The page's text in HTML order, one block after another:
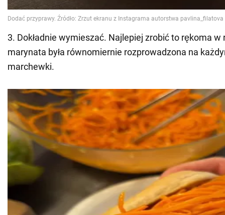
3. Dokładnie wymieszać. Najlepiej zrobić to rękoma
marynata była równomiernie rozprowadzona na
marchewki.